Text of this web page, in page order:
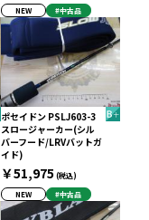
NEW
#中古品
ポセイドン PSLJ603-3
スロージャーカー(シル
バーフード/LRVバットガ
イド)
￥51,975 (税込)
NEW
#中古品